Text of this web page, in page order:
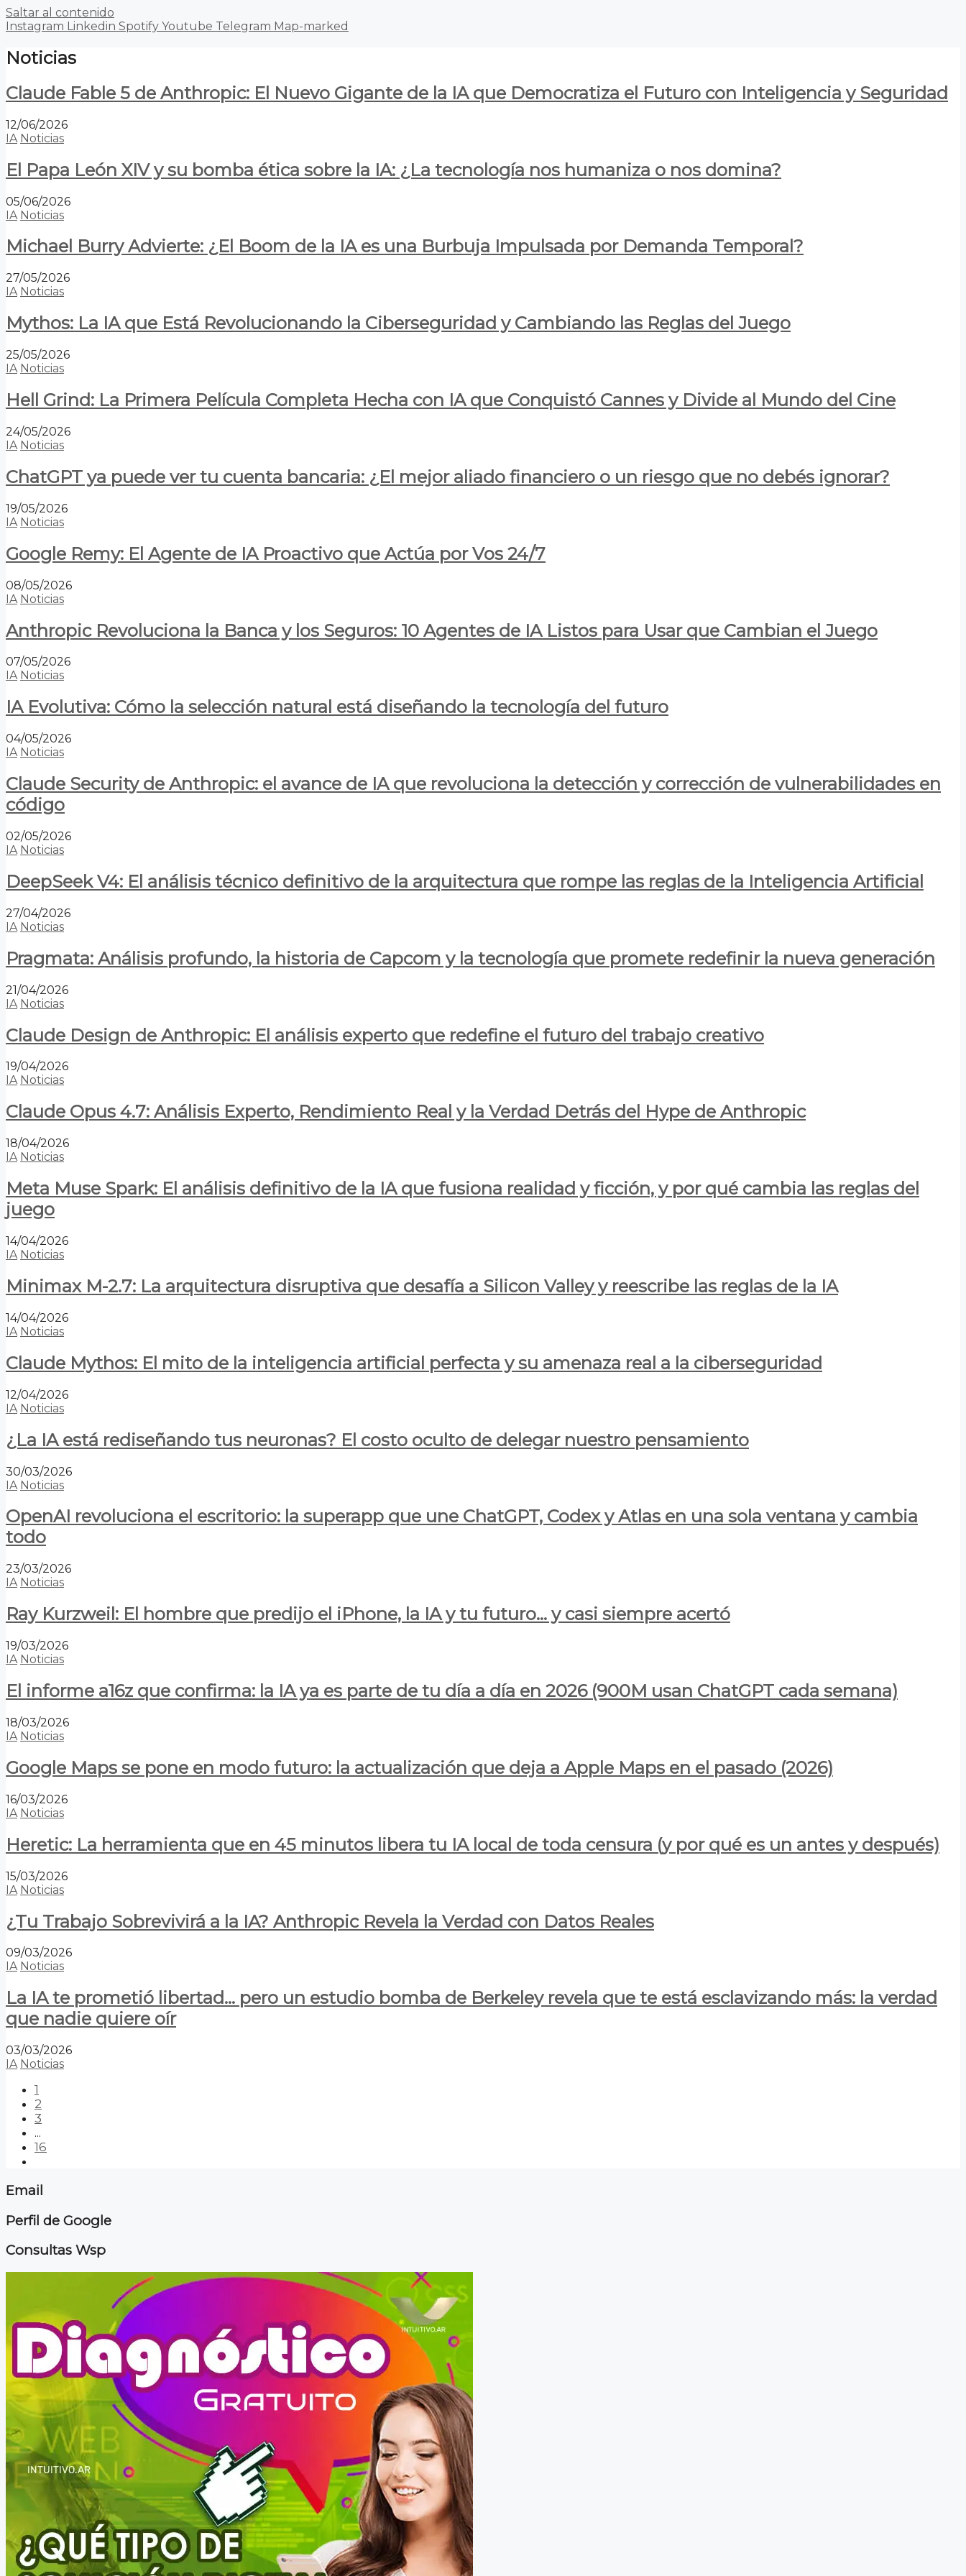
Saltar al contenido
Instagram Linkedin Spotify Youtube Telegram Map-marked
Noticias
Claude Fable 5 de Anthropic: El Nuevo Gigante de la IA que Democratiza el Futuro con Inteligencia y Seguridad
12/06/2026
IA Noticias
El Papa León XIV y su bomba ética sobre la IA: ¿La tecnología nos humaniza o nos domina?
05/06/2026
IA Noticias
Michael Burry Advierte: ¿El Boom de la IA es una Burbuja Impulsada por Demanda Temporal?
27/05/2026
IA Noticias
Mythos: La IA que Está Revolucionando la Ciberseguridad y Cambiando las Reglas del Juego
25/05/2026
IA Noticias
Hell Grind: La Primera Película Completa Hecha con IA que Conquistó Cannes y Divide al Mundo del Cine
24/05/2026
IA Noticias
ChatGPT ya puede ver tu cuenta bancaria: ¿El mejor aliado financiero o un riesgo que no debés ignorar?
19/05/2026
IA Noticias
Google Remy: El Agente de IA Proactivo que Actúa por Vos 24/7
08/05/2026
IA Noticias
Anthropic Revoluciona la Banca y los Seguros: 10 Agentes de IA Listos para Usar que Cambian el Juego
07/05/2026
IA Noticias
IA Evolutiva: Cómo la selección natural está diseñando la tecnología del futuro
04/05/2026
IA Noticias
Claude Security de Anthropic: el avance de IA que revoluciona la detección y corrección de vulnerabilidades en
código
02/05/2026
IA Noticias
DeepSeek V4: El análisis técnico definitivo de la arquitectura que rompe las reglas de la Inteligencia Artificial
27/04/2026
IA Noticias
Pragmata: Análisis profundo, la historia de Capcom y la tecnología que promete redefinir la nueva generación
21/04/2026
IA Noticias
Claude Design de Anthropic: El análisis experto que redefine el futuro del trabajo creativo
19/04/2026
IA Noticias
Claude Opus 4.7: Análisis Experto, Rendimiento Real y la Verdad Detrás del Hype de Anthropic
18/04/2026
IA Noticias
Meta Muse Spark: El análisis definitivo de la IA que fusiona realidad y ficción, y por qué cambia las reglas del
juego
14/04/2026
IA Noticias
Minimax M-2.7: La arquitectura disruptiva que desafía a Silicon Valley y reescribe las reglas de la IA
14/04/2026
IA Noticias
Claude Mythos: El mito de la inteligencia artificial perfecta y su amenaza real a la ciberseguridad
12/04/2026
IA Noticias
¿La IA está rediseñando tus neuronas? El costo oculto de delegar nuestro pensamiento
30/03/2026
IA Noticias
OpenAI revoluciona el escritorio: la superapp que une ChatGPT, Codex y Atlas en una sola ventana y cambia
todo
23/03/2026
IA Noticias
Ray Kurzweil: El hombre que predijo el iPhone, la IA y tu futuro… y casi siempre acertó
19/03/2026
IA Noticias
El informe a16z que confirma: la IA ya es parte de tu día a día en 2026 (900M usan ChatGPT cada semana)
18/03/2026
IA Noticias
Google Maps se pone en modo futuro: la actualización que deja a Apple Maps en el pasado (2026)
16/03/2026
IA Noticias
Heretic: La herramienta que en 45 minutos libera tu IA local de toda censura (y por qué es un antes y después)
15/03/2026
IA Noticias
¿Tu Trabajo Sobrevivirá a la IA? Anthropic Revela la Verdad con Datos Reales
09/03/2026
IA Noticias
La IA te prometió libertad… pero un estudio bomba de Berkeley revela que te está esclavizando más: la verdad
que nadie quiere oír
03/03/2026
IA Noticias
1
2
3
...
16
Email
Perfil de Google
Consultas Wsp